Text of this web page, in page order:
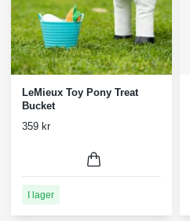
LeMieux Toy Pony Treat
Bucket
359 kr
I lager